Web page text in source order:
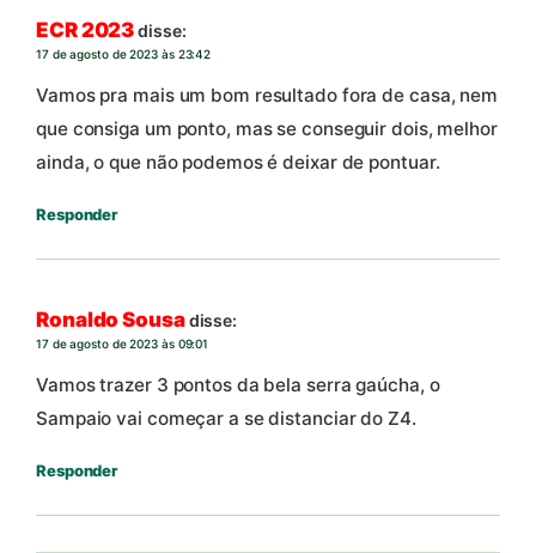
ECR 2023disse:
17 de agosto de 2023 às 23:42
Vamos pra mais um bom resultado fora de casa, nem
que consiga um ponto, mas se conseguir dois, melhor
ainda, o que não podemos é deixar de pontuar.
Responder
Ronaldo Sousadisse:
17 de agosto de 2023 às 09:01
Vamos trazer 3 pontos da bela serra gaúcha, o
Sampaio vai começar a se distanciar do Z4.
Responder